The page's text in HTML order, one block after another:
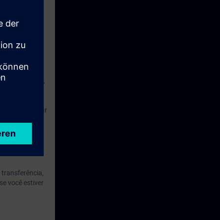
de Wireless,
W,
implementar
a
três anos.
transferência,
você estiver